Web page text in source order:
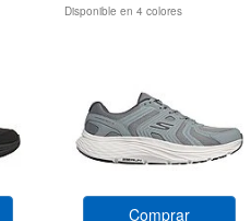
Disponible en 4 colores
Comprar